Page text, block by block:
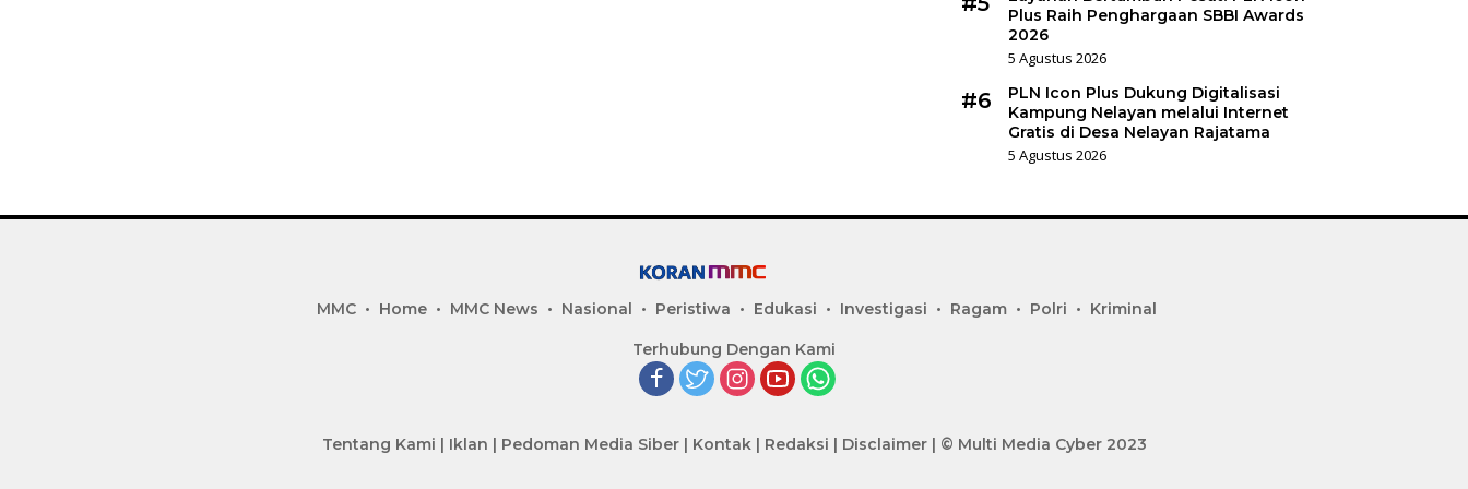
Plus Raih Penghargaan SBBI Awards
2026
5 Agustus 2026
#6
PLN Icon Plus Dukung Digitalisasi
Kampung Nelayan melalui Internet
Gratis di Desa Nelayan Rajatama
5 Agustus 2026
MMC Home MMC News Nasional Peristiwa Edukasi Investigasi Ragam Polri Kriminal
Terhubung Dengan Kami
Tentang Kami | Iklan | Pedoman Media Siber| Kontak| Redaksi | Disclaimer| © Multi Media Cyber 2023